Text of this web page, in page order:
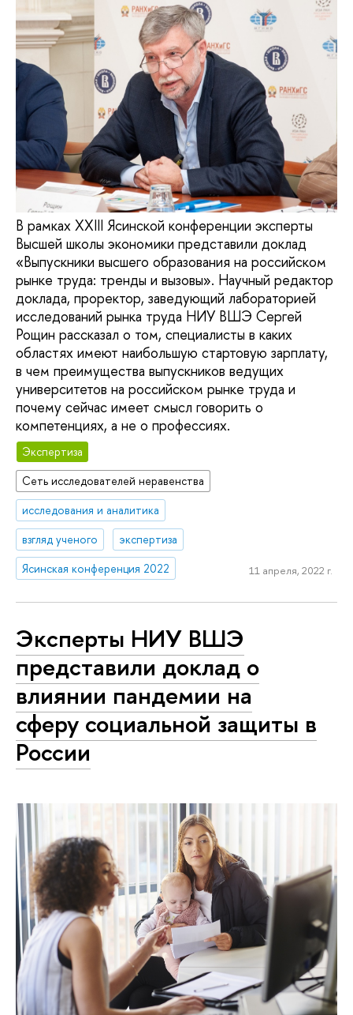
В рамках XXIII Ясинской конференции эксперты
Высшей школы экономики представили доклад
«Выпускники высшего образования на российском
рынке труда: тренды и вызовы». Научный редактор
доклада, проректор, заведующий лабораторией
исследований рынка труда НИУ ВШЭ Сергей
Рощин рассказал о том, специалисты в каких
областях имеют наибольшую стартовую зарплату,
в чем преимущества выпускников ведущих
университетов на российском рынке труда и
почему сейчас имеет смысл говорить о
компетенциях, а не о профессиях.
Экспертиза
Сеть исследователей неравенства
исследования и аналитика
взгляд ученого
экспертиза
Ясинская конференция 2022
11 апреля, 2022 г.
Эксперты НИУ ВШЭ
представили доклад о
влиянии пандемии на
сферу социальной защиты в
России